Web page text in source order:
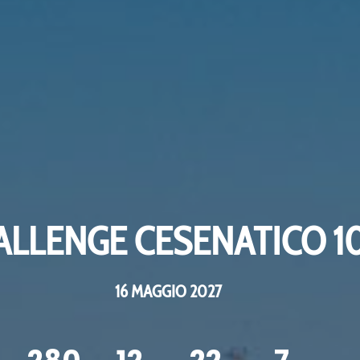
CESENATICO
16 MAGGIO 2027